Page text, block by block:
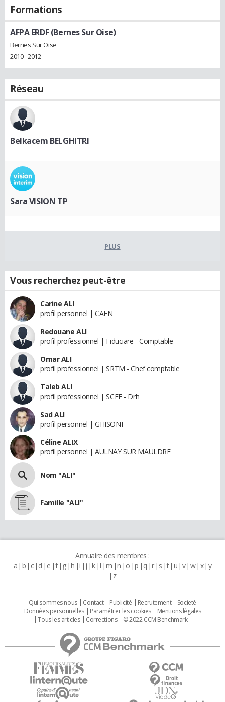
Formations
AFPA ERDF (Bernes Sur Oise)
Bernes Sur Oise
2010 - 2012
Réseau
Belkacem BELGHITRI
Sara VISION TP
PLUS
Vous recherchez peut-être
Carine ALI
profil personnel | CAEN
Redouane ALI
profil professionnel | Fiduciare - Comptable
Omar ALI
profil professionnel | SRTM - Chef comptable
Taleb ALI
profil professionnel | SCEE - Drh
Sad ALI
profil personnel | GHISONI
Céline ALIX
profil personnel | AULNAY SUR MAULDRE
Nom "ALI"
Famille "ALI"
Annuaire des membres :
a b c d e f g h i j k l m n o p q r s t u v w x y
z
Qui sommes nous Contact Publicité Recrutement
Societé
Données personnelles
Paramétrer les cookies
Mentions légales
Tous les articles
Corrections © 2022 CCM Benchmark